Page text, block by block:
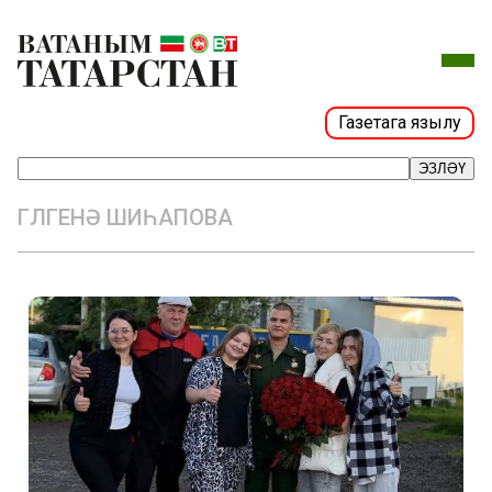
Газетага язылу
ЭЗЛӘҮ
ГӨЛГЕНӘ ШИҺАПОВА